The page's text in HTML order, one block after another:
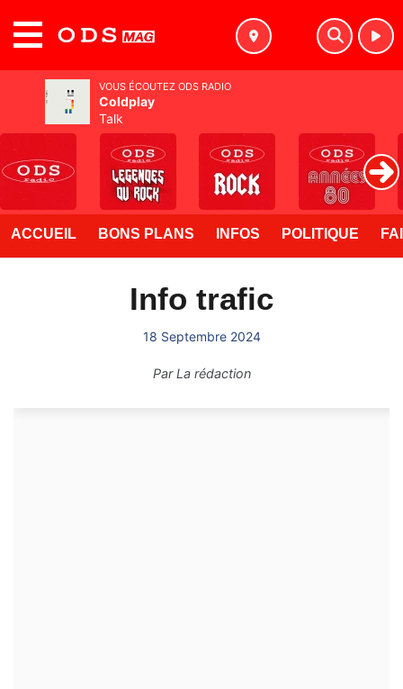
ACCUEIL BONS PLANS INFOS POLITIQUE
Info trafic
18 Septembre 2024
ParLa rédaction
VOUS ÉCOUTEZ ODS RADIO
Coldplay
Talk